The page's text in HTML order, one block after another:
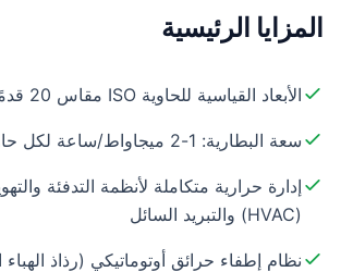
المزايا الرئيسية
الأبعاد القياسية للحاوية ISO مقاس 20 قدمًا لتسهيل النقل
سعة البطارية: 1-2 ميجاواط/ساعة لكل حاوية
إدارة حرارية متكاملة لأنظمة التدفئة
(HVAC) والتبريد السائل
نظام إطفاء حرائق أوتوماتيكي (رذاذ الهباء